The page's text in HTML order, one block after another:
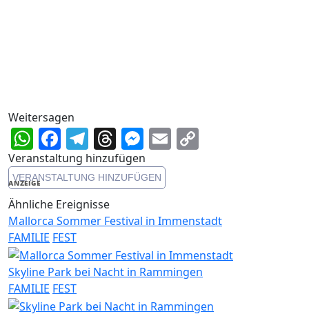
Weitersagen
WhatsApp
Facebook
Telegram
Threads
Messenger
Email
Veranstaltung hinzufügen
VERANSTALTUNG HINZUFÜGEN
ANZEIGE
Ähnliche Ereignisse
Mallorca Sommer Festival in Immenstadt
FAMILIE FEST
Skyline Park bei Nacht in Rammingen
FAMILIE FEST